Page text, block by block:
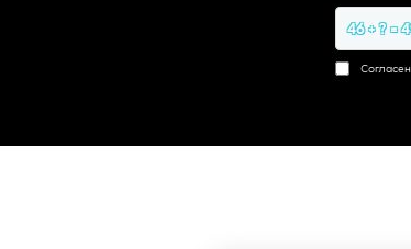
46 + ? =